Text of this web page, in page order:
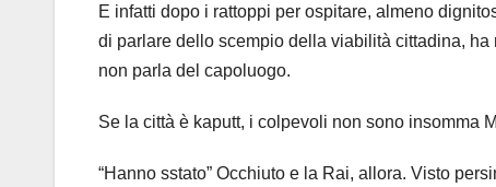
E infatti dopo i rattoppi per ospitare, almeno
di parlare dello scempio della viabilità cittadina,
non parla del capoluogo.
Se la città è kaputt, i colpevoli non sono insomma
“Hanno sstato” Occhiuto e la Rai, allora. Visto